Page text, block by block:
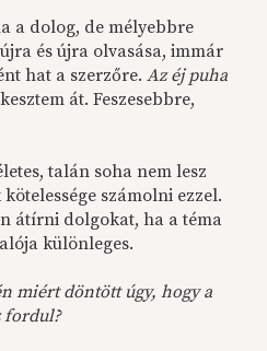
a dolog, de mélyebbre
és újra olvasása, immár
hat a szerzőre.Az éj puha
át. Feszesebbre,
talán soha nem lesz
számolni ezzel.
átírni dolgokat, ha a téma
különleges.
miért döntött úgy, hogy a
fordul?